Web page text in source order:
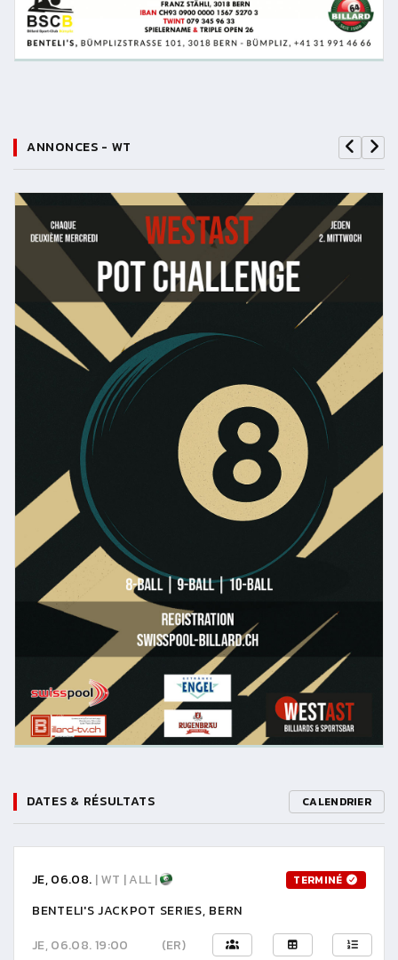
ANNONCES - WT
DATES & RÉSULTATS CALENDRIER
JE, 06.08. | WT | ALL | TERMINÉ
BENTELI'S JACKPOT SERIES, BERN
JE, 06.08. 19:00
(ER)